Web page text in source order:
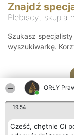
ORŁY
19:54
Cześć, chętnie Ci
Znajdź
Plebiscyt skupia
Szukasz
wyszukiwarkę.